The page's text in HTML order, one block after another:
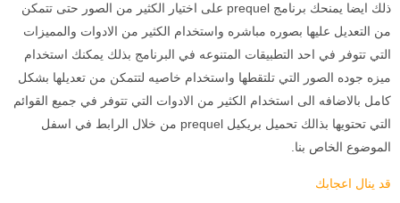
ذلك ايضا يمنحك برنامج prequel
على اختيار الكثير من الصور حتى تتمكن
من التعديل عليها بصوره مباشره واستخدام الكثير من الادوات والمميزات
التي تتوفر في احد التطبيقات المتنوعه في البرنامج بذلك يمكنك استخدام
ميزه جوده الصور التي تلتقطها واستخدام خاصيه لتتمكن من تعديلها بشكل
كامل بالاضافه الى استخدام الكثير من الادوات التي تتوفر في جميع القوائم
التي تحتويها بذالك تحميل بريكيل prequel
من خلال الرابط في اسفل
الموضوع الخاص بنا.
قد ينال اعجابك